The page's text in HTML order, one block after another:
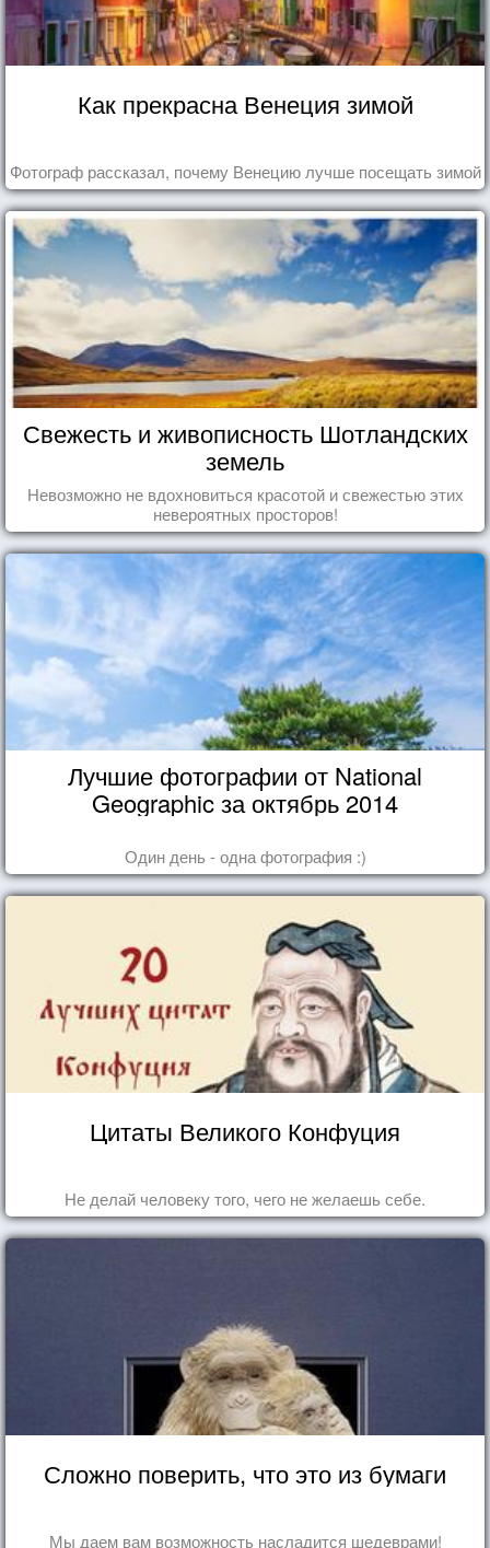
Как прекрасна Венеция зимой
Фотограф рассказал, почему Венецию лучше посещать зимой
Свежесть и живописность Шотландских
земель
Невозможно не вдохновиться красотой и свежестью этих
невероятных просторов!
Лучшие фотографии от National
Geographic за октябрь 2014
Один день - одна фотография :)
Цитаты Великого Конфуция
Не делай человеку того, чего не желаешь себе.
Сложно поверить, что это из бумаги
Мы даем вам возможность насладится шедеврами!